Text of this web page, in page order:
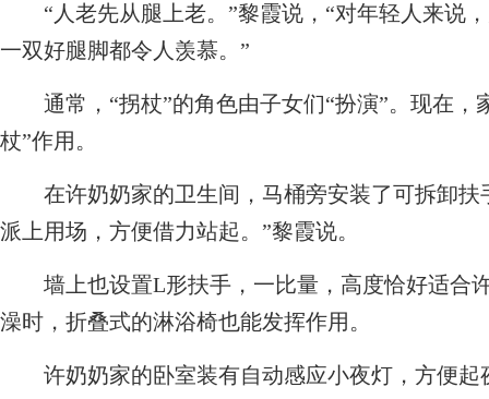
“人老先从腿上老。”黎霞说，“对年轻人来说
一双好腿脚都令人羡慕。”
通常，“拐杖”的角色由子女们“扮演”。现在，
杖”作用。
在许奶奶家的卫生间，马桶旁安装了可拆卸扶
派上用场，方便借力站起。”黎霞说。
墙上也设置L形扶手，一比量，高度恰好适合
澡时，折叠式的淋浴椅也能发挥作用。
许奶奶家的卧室装有自动感应小夜灯，方便起